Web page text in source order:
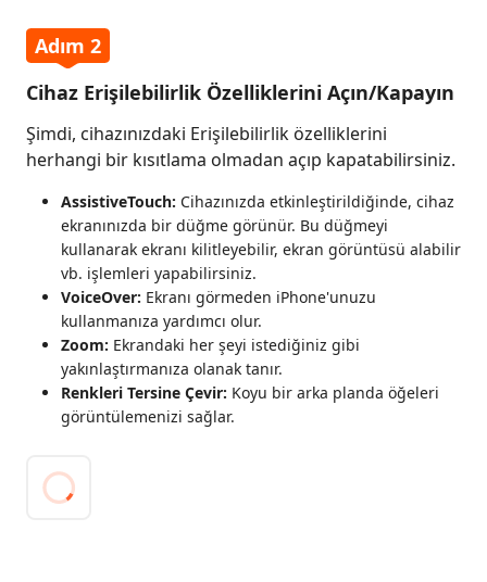
Adım 2
Cihaz Erişilebilirlik Özelliklerini Açın/Kapayın
Şimdi, cihazınızdaki Erişilebilirlik özelliklerini
herhangi bir kısıtlama olmadan açıp kapatabilirsiniz.
AssistiveTouch: Cihazınızda etkinleştirildiğinde, cihaz
ekranınızda bir düğme görünür. Bu düğmeyi
kullanarak ekranı kilitleyebilir, ekran görüntüsü alabilir
vb. işlemleri yapabilirsiniz.
VoiceOver: Ekranı görmeden iPhone'unuzu
kullanmanıza yardımcı olur.
Zoom: Ekrandaki her şeyi istediğiniz gibi
yakınlaştırmanıza olanak tanır.
Renkleri Tersine Çevir: Koyu bir arka planda öğeleri
görüntülemenizi sağlar.